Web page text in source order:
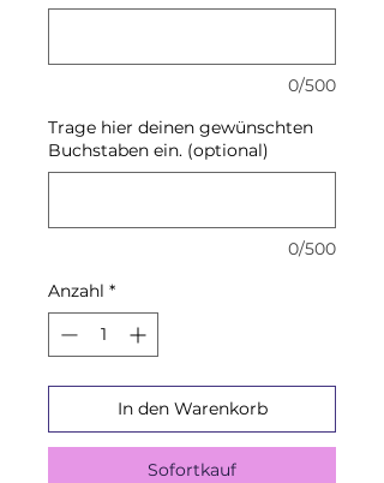
0/500
Trage hier deinen gewünschten
Buchstaben ein. (optional)
0/500
Anzahl *
In den Warenkorb
Sofortkauf